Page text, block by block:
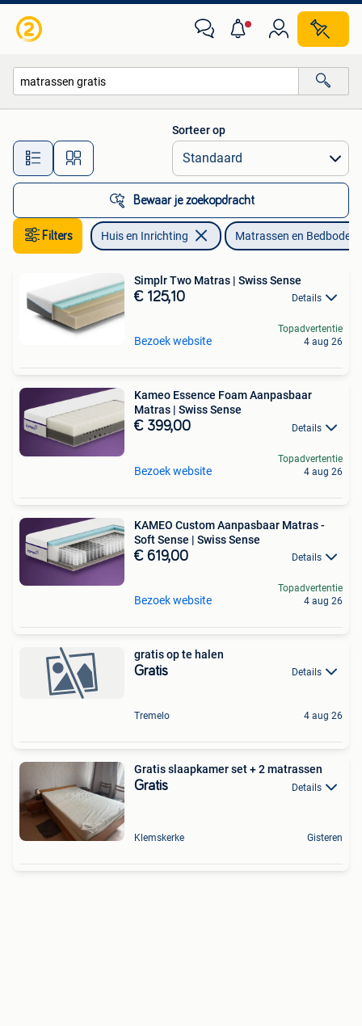
Alle afstanden…
Sorteer op
Bewaar je zoekopdracht
Filters Huis en Inrichting Matrassen en
Simplr Two Matras | Swiss Sense
€ 125,10 Details
Bezoek website
Topadvertentie
4 aug 26
Kameo Essence Foam Aanpasbaar
Matras | Swiss Sense
€ 399,00 Details
Bezoek website
Topadvertentie
4 aug 26
KAMEO Custom Aanpasbaar Matras -
Soft Sense | Swiss Sense
€ 619,00 Details
Bezoek website
Topadvertentie
4 aug 26
gratis op te halen
Gratis Details
Tremelo 4 aug 26
Gratis slaapkamer set + 2 matrassen
Gratis Details
Klemskerke Gisteren